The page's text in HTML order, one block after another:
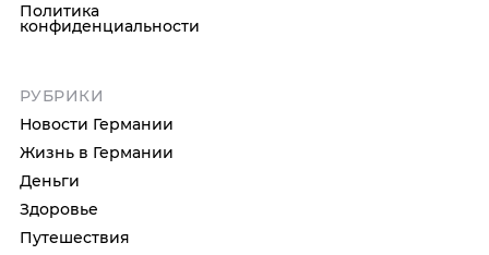
Политика
конфиденциальности
РУБРИКИ
Новости Германии
Жизнь в Германии
Деньги
Здоровье
Путешествия